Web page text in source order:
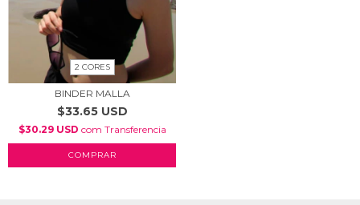
2 CORES
BINDER MALLA
$33.65 USD
$30.29 USD com Transferencia
COMPRAR